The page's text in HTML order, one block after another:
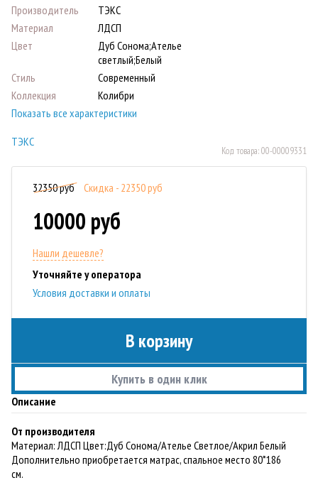
Производитель
ТЭКС
Материал
ЛДСП
Цвет
Дуб Сонома;Ателье
светлый;Белый
Стиль
Современный
Коллекция
Колибри
Показать все характеристики
ТЭКС
Код товара:00-00009331
32350 руб Скидка - 22350 руб
10000 руб
Нашли дешевле?
Уточняйте у оператора
Условия доставки и оплаты
В корзину
Купить в один клик
Описание
От производителя
Материал: ЛДСП Цвет:Дуб Сонома/Ателье Светлое/Акрил Белый
Дополнительно приобретается матрас, спальное место 80*186
см.